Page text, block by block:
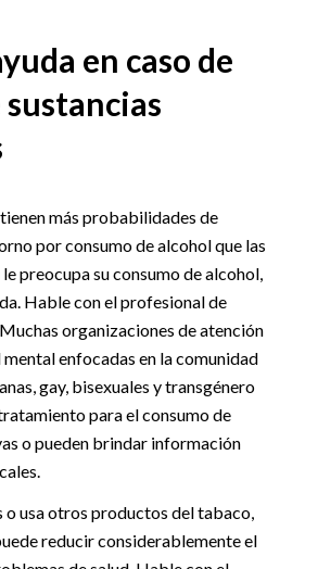
en caso de
sustancias
más probabilidades de
por consumo de alcohol que las
preocupa su consumo de alcohol,
Hable con el profesional de
organizaciones de atención
enfocadas en la comunidad
gay, bisexuales y transgénero
para el consumo de
o pueden brindar información
o usa otros productos del tabaco,
reducir considerablemente el